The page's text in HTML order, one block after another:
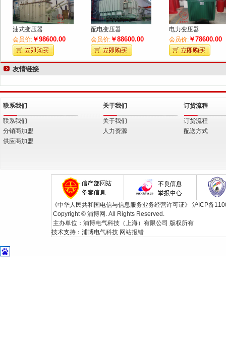
油式变压器
会员价:￥98600.00
配电变压器
会员价:￥88600.00
电力变压器
会员价: ￥78600.00
友情链接
联系我们
联系我们
分销商加盟
供应商加盟
关于我们
关于我们
人力资源
订货流程
订货流程
配送方式
《中华人民共和国电信与信息服务业务经营许可证》 沪ICP备
Copyright © 浦博网. All Rights Reserved.
主办单位：浦博电气科技（上海）有限公司 版权所有
技术支持： 浦博电气科技 网站报错